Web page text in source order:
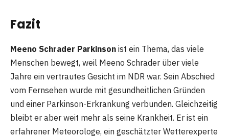
Fazit
Meeno Schrader Parkinson ist ein Thema, das viele
Menschen bewegt, weil Meeno Schrader über viele
Jahre ein vertrautes Gesicht im NDR war. Sein Abschied
vom Fernsehen wurde mit gesundheitlichen Gründen
und einer Parkinson-Erkrankung verbunden. Gleichzeitig
bleibt er aber weit mehr als seine Krankheit. Er ist ein
erfahrener Meteorologe, ein geschätzter Wetterexperte